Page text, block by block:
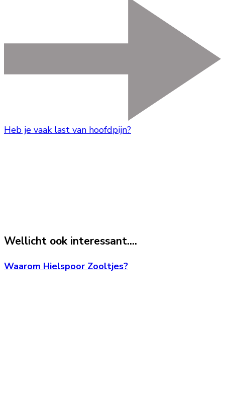
Heb je vaak last van hoofdpijn?
Wellicht ook interessant....
Waarom Hielspoor Zooltjes?